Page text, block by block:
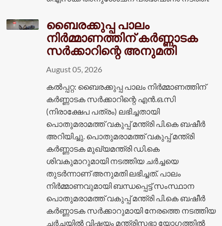
ബൈരക്കുപ്പ പാലം
നിർമ്മാണത്തിന് കർണ്ണാടക
സർക്കാറിന്റെ അനുമതി
August 05, 2026
കൽപ്പറ്റ: ബൈരക്കുപ്പ പാലം നിർമ്മാണത്തിന്
കർണ്ണാടക സർക്കാറിന്റെ എൻ.ഒ.സി
(നിരാക്ഷേപ പത്രം) ലഭിച്ചതായി
പൊതുമരാമത്ത് വകുപ്പ് മന്ത്രി പി.കെ ബഷീർ
അറിയിച്ചു. പൊതുമരാമത്ത് വകുപ്പ് മന്ത്രി
കർണ്ണാടക മുഖ്യമന്ത്രി ഡി.കെ
ശിവകുമാറുമായി നടത്തിയ ചർച്ചയെ
തുടർന്നാണ് അനുമതി ലഭിച്ചത്. പാലം
നിർമ്മാണവുമായി ബന്ധപ്പെട്ട് സംസ്ഥാന
പൊതുമരാമത്ത് വകുപ്പ് മന്ത്രി പി.കെ ബഷീർ
കർണ്ണാടക സർക്കാറുമായി നേരത്തെ നടത്തിയ
ചർച്ചയിൽ വിഷയം മന്ത്രിസഭാ യോഗത്തിൽ